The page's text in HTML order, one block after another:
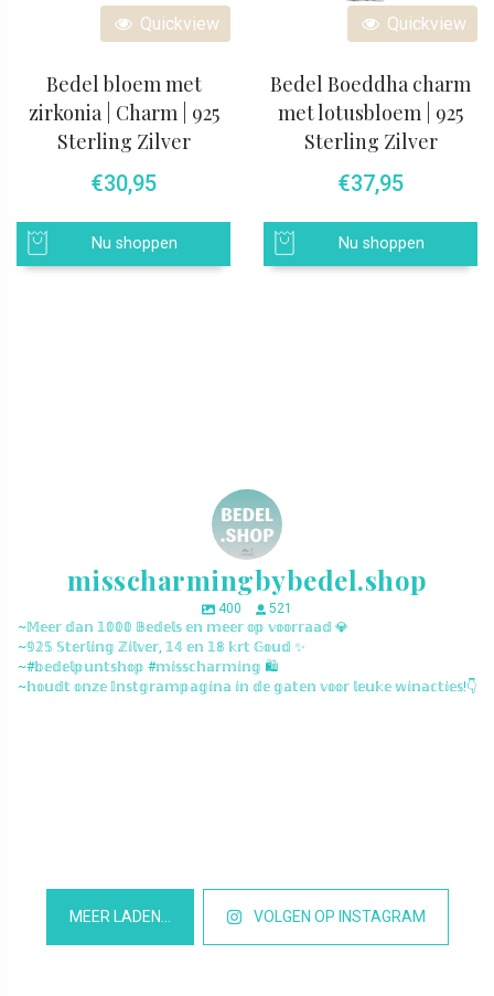
Quickview
Bedel bloem met
zirkonia | Charm | 925
Sterling Zilver
€30,95
Nu shoppen
Quickview
Bedel Boeddha charm
met lotusbloem | 925
Sterling Zilver
€37,95
Nu shoppen
misscharmingbybedel.shop
400
521
~𝕄𝕖𝕖𝕣 𝕕𝕒𝕟 𝟙𝟘𝟘𝟘 𝔹𝕖𝕕𝕖𝕝𝕤 𝕖𝕟 𝕞𝕖𝕖𝕣 𝕠𝕡 𝕧𝕠𝕠𝕣𝕣𝕒𝕒𝕕 💎
~𝟡𝟚𝟝 𝕊𝕥𝕖𝕣𝕝𝕚𝕟𝕘 ℤ𝕚𝕝𝕧𝕖𝕣, 𝟙𝟜 𝕖𝕟 𝟙𝟠 𝕜𝕣𝕥 𝔾𝕠𝕦𝕕 ✨
~#𝕓𝕖𝕕𝕖𝕝𝕡𝕦𝕟𝕥𝕤𝕙𝕠𝕡 #𝕞𝕚𝕤𝕤𝕔𝕙𝕒𝕣𝕞𝕚𝕟𝕘 🛍️
~𝕙𝕠𝕦𝕕𝕥 𝕠𝕟𝕫𝕖 𝕀𝕟𝕤𝕥𝕘𝕣𝕒𝕞𝕡𝕒𝕘𝕚𝕟𝕒 𝕚𝕟 𝕕𝕖 𝕘𝕒𝕥𝕖𝕟 𝕧𝕠𝕠𝕣 𝕝𝕖𝕦𝕜𝕖 𝕨𝕚𝕟𝕒𝕔𝕥𝕚𝕖𝕤!👇
MEER LADEN… VOLGEN OP INSTAGRAM